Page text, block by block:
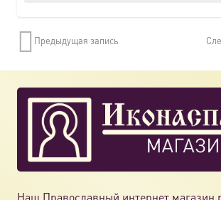
Предыдущая запись
Наш Православный интернет магазин